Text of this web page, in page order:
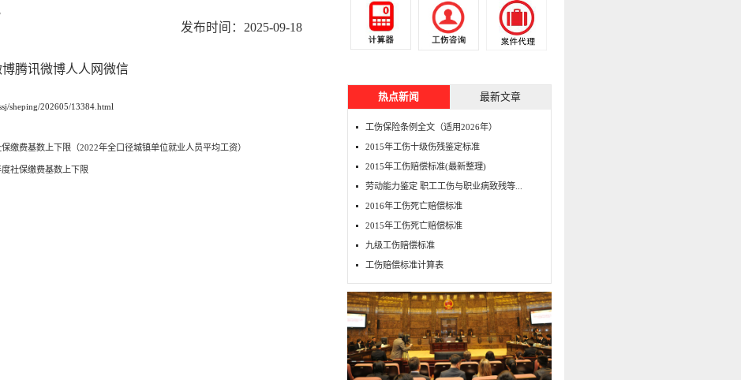
发布时间：2025-09-18
腾讯微博人人网微信
sheping/202605/13384.html
缴费基数上下限（2022年全口径城镇单位就业人员平均工资）
度社保缴费基数上下限
热点新闻 最新文章
工伤保险条例全文（适用2026年）
2015年工伤十级伤残鉴定标准
2015年工伤赔偿标准(最新整理)
劳动能力鉴定 职工工伤与职业病致残等...
2016年工伤死亡赔偿标准
2015年工伤死亡赔偿标准
九级工伤赔偿标准
工伤赔偿标准计算表